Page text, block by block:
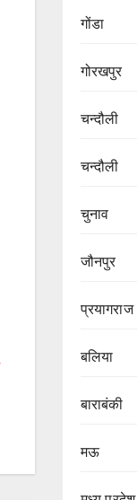
गोंडा
गोरखपुर
चन्दौली
चन्दौली
चुनाव
जौनपुर
प्रयागराज
बलिया
बाराबंकी
मऊ